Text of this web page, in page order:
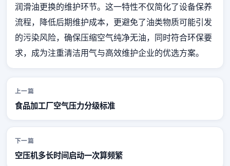
润滑油更换的维护环节。这一特性不仅简化了设备保养
流程，降低后期维护成本，更避免了油类物质可能引发
的污染风险，确保压缩空气纯净无油，同时符合环保要
求，成为注重清洁用气与高效维护企业的优选方案。
上一篇
食品加工厂空气压力分级标准
下一篇
空压机多长时间启动一次算频繁